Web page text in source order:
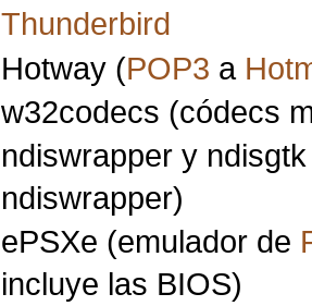
Thunderbird
Hotway (POP3 a
w32codecs (códecs
ndiswrapper y
ndiswrapper)
ePSXe (emulador de
incluye las BIOS)